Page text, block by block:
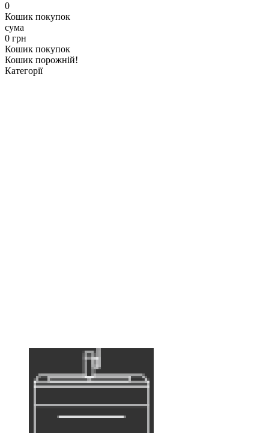
0
Кошик покупок
сума
0 грн
Кошик покупок
Кошик порожній!
Категорії